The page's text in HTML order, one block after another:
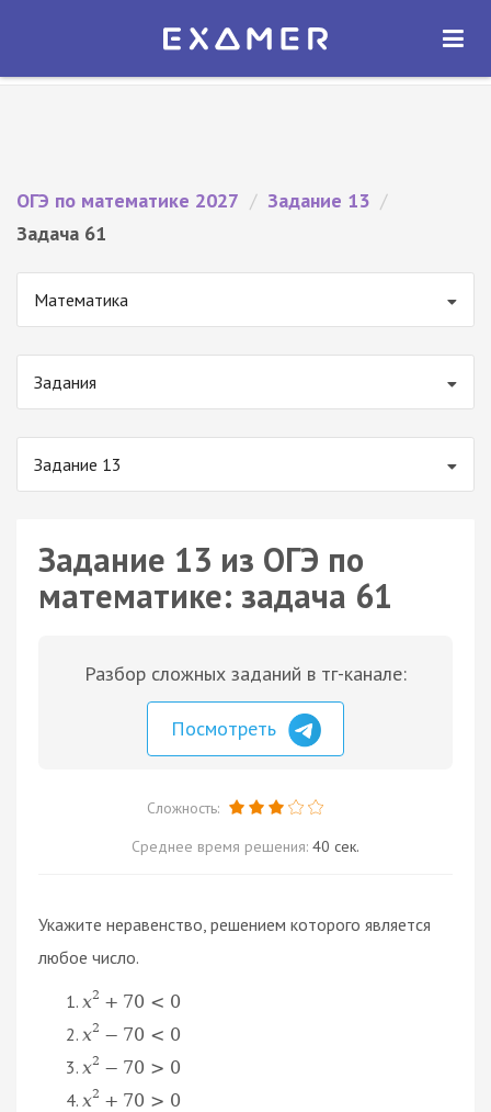
Экзамер — ЕГЭ 2027
ОТКРЫТЬ
ОГЭ по математике 2027 / Задание 13 /
Задача 61
Математика
Задания
Задание 13
Задание 13 из ОГЭ по
математике: задача 61
Разбор сложных заданий в тг-канале:
Посмотреть
Сложность:
Среднее время решения: 40 сек.
Укажите неравенство, решением которого является
любое число.
x2 + 70 < 0
x2 − 70 < 0
x2 − 70 > 0
x2 + 70 > 0